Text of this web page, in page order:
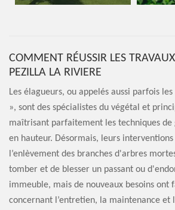
COMMENT RÉUSSIR LES
PEZILLA LA RIVIERE
Les élagueurs, ou appelés aussi parfois
», sont des spécialistes du végétal et
maîtrisant parfaitement les techniques
en hauteur. Désormais, leurs
l’enlèvement des branches d'arbres
tomber et de blesser un passant ou
immeuble, mais de nouveaux besoins
concernant l’entretien, la maintenance et